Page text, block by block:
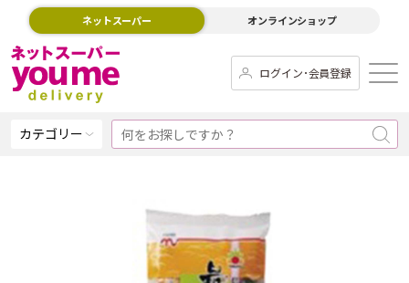
ネットスーパー オンラインショップ
ログイン･会員登録
カテゴリー